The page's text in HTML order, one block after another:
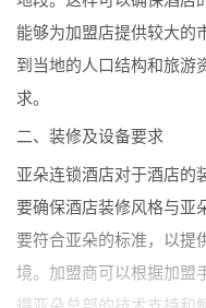
能够为加盟店提供较大的
到当地的人口结构和旅游
求。
二、装修及设备要求
亚朵连锁酒店对于酒店的
要确保酒店装修风格与亚
要符合亚朵的标准，以提
境。加盟商可以根据加盟